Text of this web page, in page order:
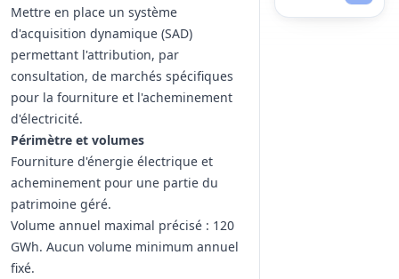
Mettre en place un système
d'acquisition dynamique (SAD)
permettant l'attribution, par
consultation, de marchés spécifiques
pour la fourniture et l'acheminement
d'électricité.
Périmètre et volumes
Fourniture d'énergie électrique et
acheminement pour une partie du
patrimoine géré.
Volume annuel maximal précisé : 120
GWh. Aucun volume minimum annuel
fixé.